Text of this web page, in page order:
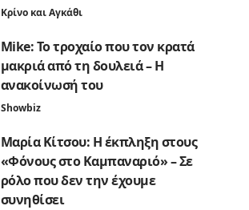
Κρίνο και Αγκάθι
Mike: Το τροχαίο που τον κρατά
μακριά από τη δουλειά – Η
ανακοίνωσή του
Showbiz
Μαρία Κίτσου: Η έκπληξη στους
«Φόνους στο Καμπαναριό» – Σε
ρόλο που δεν την έχουμε
συνηθίσει